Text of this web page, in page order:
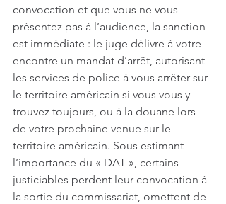
convocation et que vous ne vous
présentez pas à l’audience, la sanction
est immédiate : le juge délivre à votre
encontre un mandat d’arrêt, autorisant
les services de police à vous arrêter sur
le territoire américain si vous vous y
trouvez toujours, ou à la douane lors
de votre prochaine venue sur le
territoire américain. Sous estimant
l’importance du « DAT », certains
justiciables perdent leur convocation à
la sortie du commissariat, omettent de